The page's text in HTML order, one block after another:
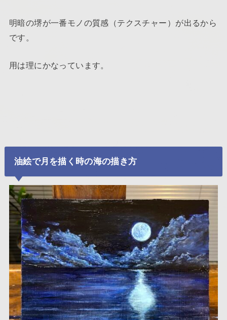
明暗の堺が一番モノの質感（テクスチャー）が出るから
です。
用は理にかなっています。
油絵で月を描く時の海の描き方